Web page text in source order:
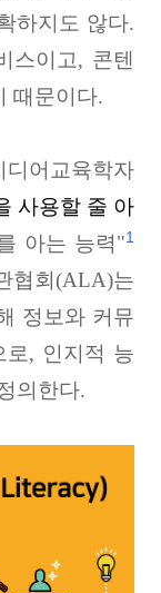
하지도 않다.
스이고, 콘텐
때문이다.
디어교육학자
사용할 줄 아
아는 능력"1
협회 (ALA)는
정보와 커뮤
로, 인지적 능
의한다.